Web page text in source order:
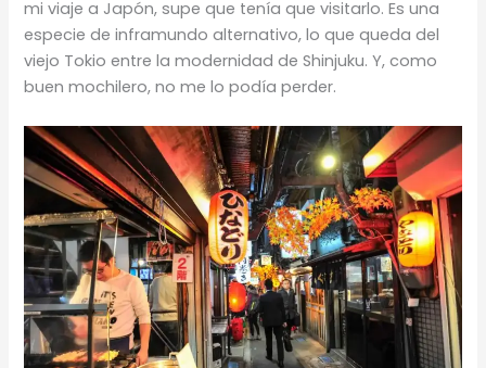
mi viaje a Japón, supe que tenía que visitarlo. Es una
especie de inframundo alternativo, lo que queda del
viejo Tokio entre la modernidad de Shinjuku. Y, como
buen mochilero, no me lo podía perder.